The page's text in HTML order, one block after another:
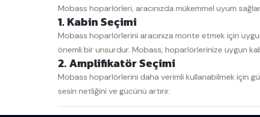
Mobass hoparlörleri, aracınızda mükemmel uyum
1. Kabin Seçimi
Mobass hoparlörlerini aracınıza monte etmek için
önemli bir unsurdur. Mobass, hoparlörlerinize uygun
2. Amplifikatör Seçimi
Mobass hoparlörlerini daha verimli kullanabilmek için
sesin netliğini ve gücünü artırır.